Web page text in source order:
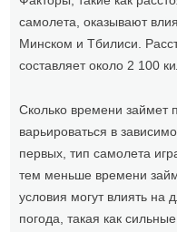
самолета, оказывают
Минском и Тбилиси.
составляет около 2 100
Сколько времени займет
варьироваться в
первых, тип самолета
тем меньше времени
условия могут влиять на
погода, такая как